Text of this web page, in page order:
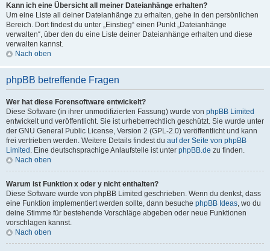
Kann ich eine Übersicht all meiner Dateianhänge erhalten?
Um eine Liste all deiner Dateianhänge zu erhalten, gehe in den persönlichen
Bereich. Dort findest du unter „Einstieg“ einen Punkt „Dateianhänge
verwalten“, über den du eine Liste deiner Dateianhänge erhalten und diese
verwalten kannst.
Nach oben
phpBB betreffende Fragen
Wer hat diese Forensoftware entwickelt?
Diese Software (in ihrer unmodifizierten Fassung) wurde von phpBB Limited
entwickelt und veröffentlicht. Sie ist urheberrechtlich geschützt. Sie wurde unter
der GNU General Public License, Version 2 (GPL-2.0) veröffentlicht und kann
frei vertrieben werden. Weitere Details findest du auf der Seite von phpBB
Limited . Eine deutschsprachige Anlaufstelle ist unter phpBB.de zu finden.
Nach oben
Warum ist Funktion x oder y nicht enthalten?
Diese Software wurde von phpBB Limited geschrieben. Wenn du denkst, dass
eine Funktion implementiert werden sollte, dann besuche phpBB Ideas, wo du
deine Stimme für bestehende Vorschläge abgeben oder neue Funktionen
vorschlagen kannst.
Nach oben